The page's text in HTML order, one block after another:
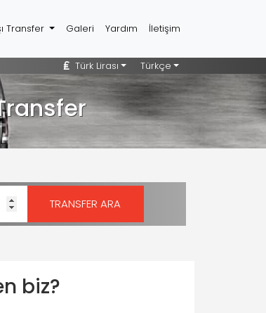
Transfer Galeri Yardım İletişim
Türk Lirası Türkçe
biz?